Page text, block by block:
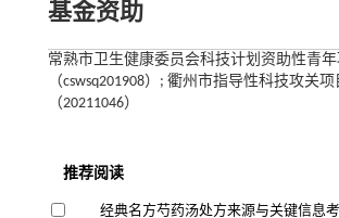
基金资助
常熟市卫生健康委员会科技计划资助性青年
（cswsq201908）; 衢州市指导性科技攻关项
（20211046）